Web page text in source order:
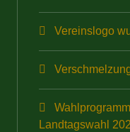
Vereinslogo
Landtagswahl